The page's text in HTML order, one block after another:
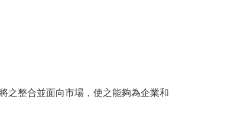
之整合並面向市場，使之能夠為企業和